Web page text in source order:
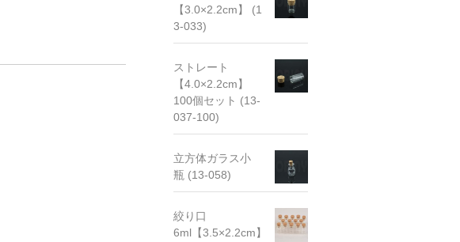
【3.0×2.2cm】 (1
3-033)
ストレート
【4.0×2.2cm】
100個セット (13-
037-100)
立方体ガラス小
瓶 (13-058)
絞り口
6ml【3.5×2.2cm】